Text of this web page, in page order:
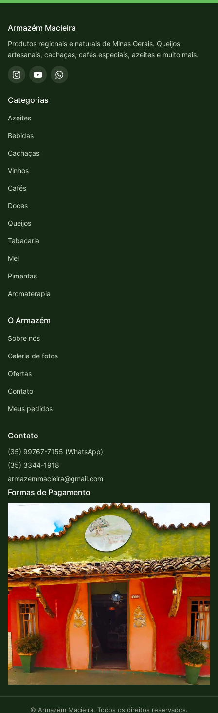
Armazém Macieira
Produtos regionais e naturais de Minas Gerais. Queijos
artesanais, cachaças, cafés especiais, azeites e muito mais.
Categorias
Azeites
Bebidas
Cachaças
Vinhos
Cafés
Doces
Queijos
Tabacaria
Mel
Pimentas
Aromaterapia
O Armazém
Sobre nós
Galeria de fotos
Ofertas
Contato
Meus pedidos
Contato
(35) 99767-7155 (WhatsApp)
(35) 3344-1918
armazemmacieira@gmail.com
Formas de Pagamento
© Armazém Macieira. Todos os direitos reservados.